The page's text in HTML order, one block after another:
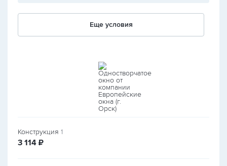
Еще условия
Конструкция 1
3 114 руб.
₽